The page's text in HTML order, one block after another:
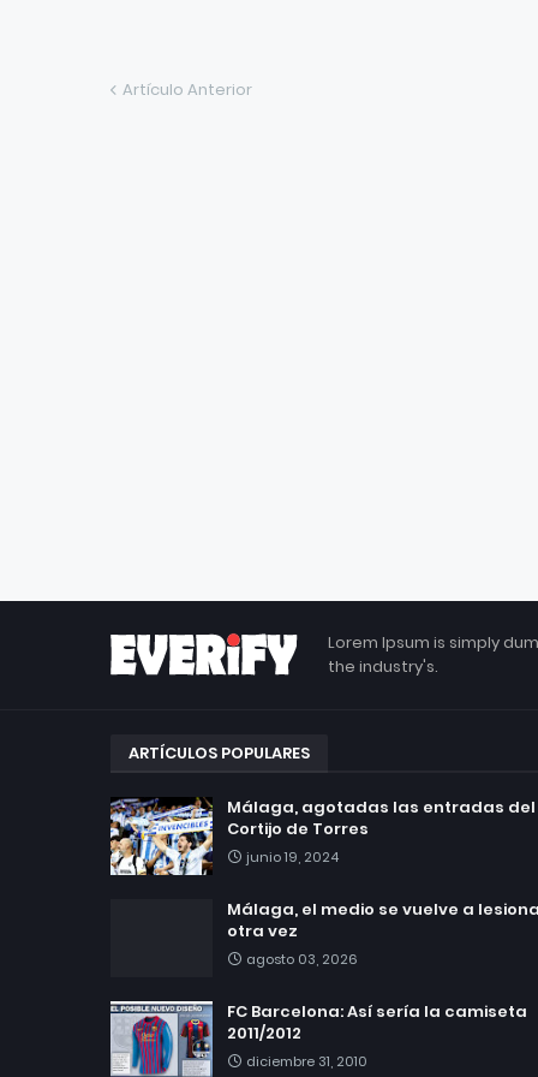
Artículo Anterior
Lorem Ipsum is simply
the industry's.
ARTÍCULOS POPULARES
Málaga, agotadas las entradas del
Cortijo de Torres
junio 19, 2024
Málaga, el medio se vuelve a
otra vez
agosto 03, 2026
FC Barcelona: Así sería la camiseta
2011/2012
diciembre 31, 2010